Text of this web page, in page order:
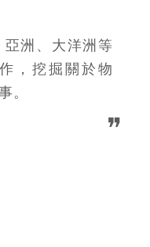
洲、大洋洲等
，挖掘關於物
。
❞